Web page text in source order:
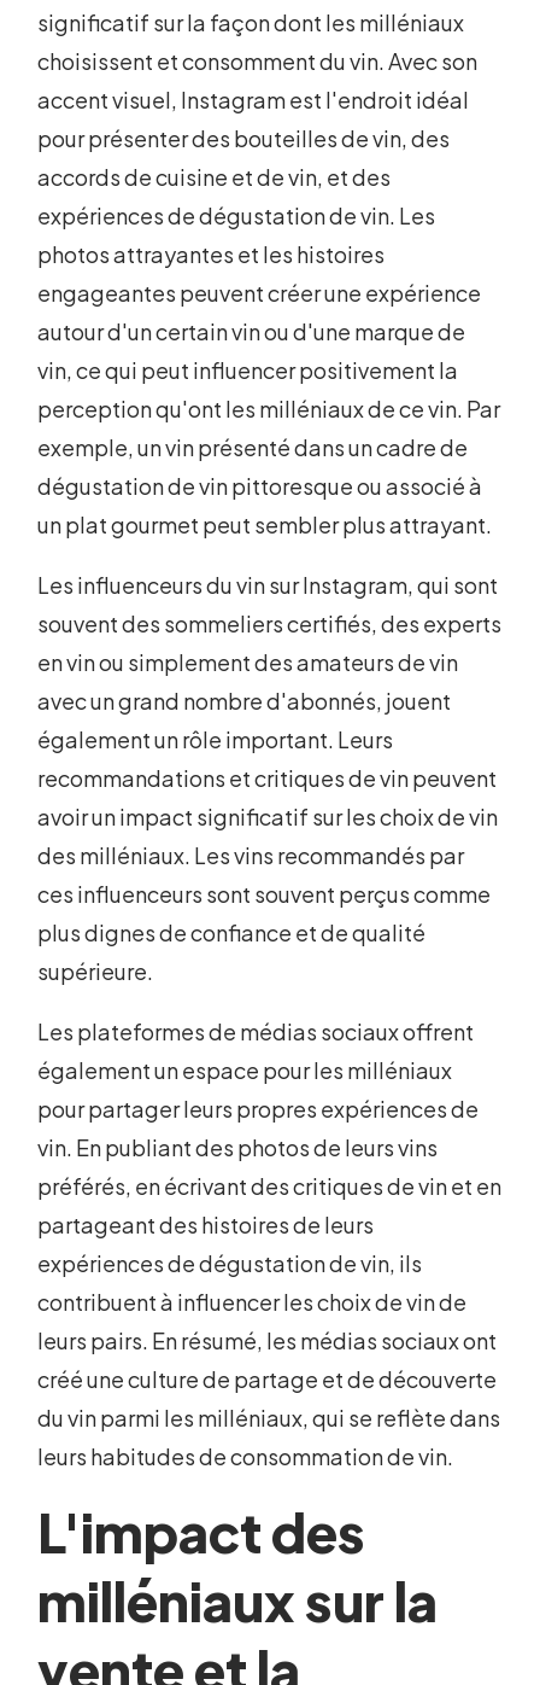
significatif sur la façon dont les milléniaux
choisissent et consomment du vin. Avec son
accent visuel, Instagram est l'endroit idéal
pour présenter des bouteilles de vin, des
accords de cuisine et de vin, et des
expériences de dégustation de vin. Les
photos attrayantes et les histoires
engageantes peuvent créer une expérience
autour d'un certain vin ou d'une marque de
vin, ce qui peut influencer positivement la
perception qu'ont les milléniaux de ce vin. Par
exemple, un vin présenté dans un cadre de
dégustation de vin pittoresque ou associé à
un plat gourmet peut sembler plus attrayant.
Les influenceurs du vin sur Instagram, qui sont
souvent des sommeliers certifiés, des experts
en vin ou simplement des amateurs de vin
avec un grand nombre d'abonnés, jouent
également un rôle important. Leurs
recommandations et critiques de vin peuvent
avoir un impact significatif sur les choix de vin
des milléniaux. Les vins recommandés par
ces influenceurs sont souvent perçus comme
plus dignes de confiance et de qualité
supérieure.
Les plateformes de médias sociaux offrent
également un espace pour les milléniaux
pour partager leurs propres expériences de
vin. En publiant des photos de leurs vins
préférés, en écrivant des critiques de vin et en
partageant des histoires de leurs
expériences de dégustation de vin, ils
contribuent à influencer les choix de vin de
leurs pairs. En résumé, les médias sociaux ont
créé une culture de partage et de découverte
du vin parmi les milléniaux, qui se reflète dans
leurs habitudes de consommation de vin.
L'impact des
milléniaux sur la
vente et la